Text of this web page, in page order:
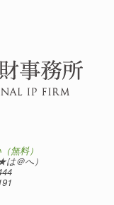
無料）
＠へ）